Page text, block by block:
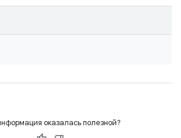
оказалась полезной?